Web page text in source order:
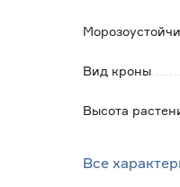
Вид кроны
Высота
Все